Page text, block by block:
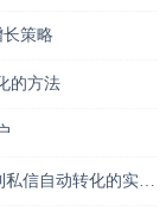
策略
的方法
动转化的实操闭环